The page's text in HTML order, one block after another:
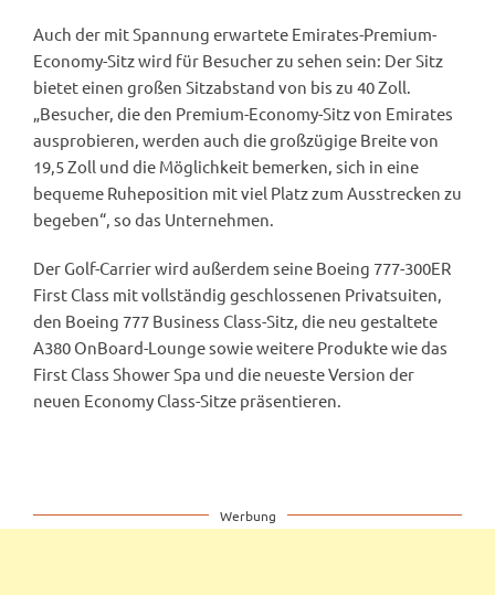
Auch der mit Spannung erwartete Emirates-Premium-
Economy-Sitz wird für Besucher zu sehen sein: Der Sitz
bietet einen großen Sitzabstand von bis zu 40 Zoll.
„Besucher, die den Premium-Economy-Sitz von Emirates
ausprobieren, werden auch die großzügige Breite von
19,5 Zoll und die Möglichkeit bemerken, sich in eine
bequeme Ruheposition mit viel Platz zum Ausstrecken zu
begeben“, so das Unternehmen.
Der Golf-Carrier wird außerdem seine Boeing 777-300ER
First Class mit vollständig geschlossenen Privatsuiten,
den Boeing 777 Business Class-Sitz, die neu gestaltete
A380 OnBoard-Lounge sowie weitere Produkte wie das
First Class Shower Spa und die neueste Version der
neuen Economy Class-Sitze präsentieren.
Werbung